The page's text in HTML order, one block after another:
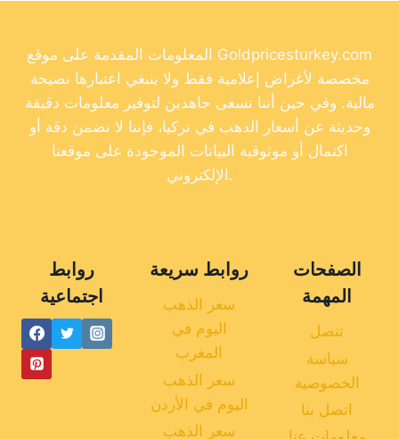
المعلومات المقدمة على موقع Goldpricesturkey.com
مخصصة لأغراض إعلامية فقط ولا ينبغي اعتبارها نصيحة
مالية. وفي حين أننا نسعى جاهدين لتوفير معلومات دقيقة
وحديثة عن أسعار الذهب في تركيا، فإننا لا نضمن دقة أو
اكتمال أو موثوقية البيانات الموجودة على موقعنا
الإلكتروني.
روابط
اجتماعية
روابط سريعة
سعر الذهب
اليوم في
المغرب
سعر الذهب
اليوم في الأردن
سعر الذهب
الصفحات
المهمة
تنصل
سياسة
الخصوصية
اتصل بنا